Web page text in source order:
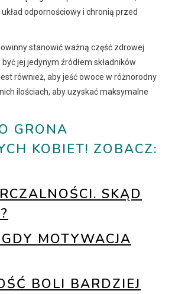
odpornościowy i chronią przed
stanowić ważną część zdrowej
jej jedynym źródłem składników
również, aby jeść owoce w różnorodny
ilościach, aby uzyskać maksymalne
GRONA
KOBIET! ZOBACZ:
SKĄD
MOTYWACJA
BOLI BARDZIEJ